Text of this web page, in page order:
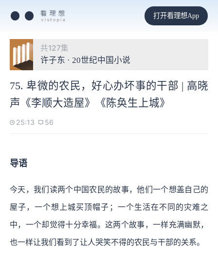
打开看理想App
共127集
许子东 · 20世纪中国小说
75. 卑微的农民，好心办坏事的干部 | 高晓
声《李顺大造屋》《陈奂生上城》
25:13 56
导语
今天，我们读两个中国农民的故事，他们一个想盖自己的
屋子，一个想上城买顶帽子；一个生活在不同的灾难之
中，一个却觉得十分幸福。这两个故事，一样充满幽默，
也一样让我们看到了让人哭笑不得的农民与干部的关系。